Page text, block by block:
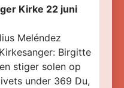
Kirke 22 juni
Meléndez
Birgitte
stiger solen op
under 369 Du,